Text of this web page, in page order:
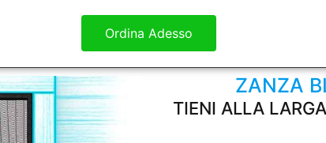
Ordina Adesso
ZANZA
TIENI ALLA